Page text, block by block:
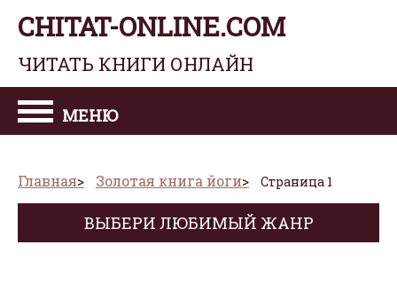
CHITAT-ONLINE.COM
ЧИТАТЬ КНИГИ ОНЛАЙН
МЕНЮ
Главная Золотая книга йоги Страница 1
ВЫБЕРИ ЛЮБИМЫЙ ЖАНР